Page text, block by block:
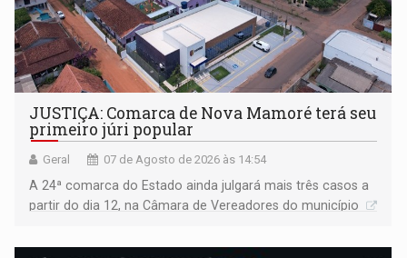
JUSTIÇA: Comarca de Nova Mamoré terá seu
primeiro júri popular
Geral 07 de Agosto de 2026 às 14:54
A 24ª comarca do Estado ainda julgará mais três casos a
partir do dia 12, na Câmara de Vereadores do município